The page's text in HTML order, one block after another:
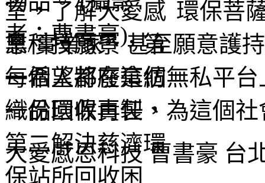
環保菩
業/實業家、甚至願意護
每個人都在這個無私平
一份環保責任，為這個
大愛感恩科技 曹書豪 台